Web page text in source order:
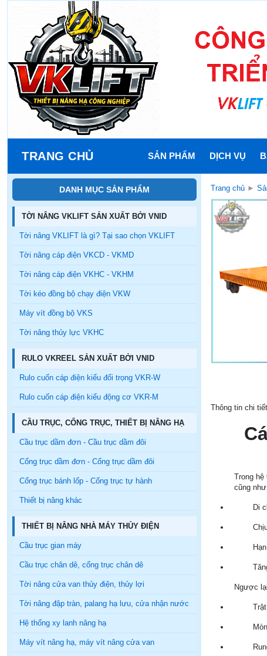
TRANG CHỦ SẢN PHẨM DỊCH VỤ
DANH MỤC SẢN PHẨM
TỜI NÂNG VKLIFT SẢN XUẤT BỞI VNID
Tời nâng VKLIFT là gì? Tại sao chọn VKLIFT
Tời nâng cáp điện VKCD - VKMD
Tời nâng cáp điện VKHC - VKHM
Tời kéo đồng bộ chạy điện VKW
Máy vít đồng bộ VKS
Tời nâng thủy lực VKHC
RULO VKREEL SẢN XUẤT BỞI VNID
Rulo cuốn cáp điện kiểu đối trọng VKR-W
Rulo cuốn cáp điện kiểu động cơ VKR-M
CẦU TRỤC, CỔNG TRỤC, THIẾT BỊ NÂNG HẠ
Cầu trục dầm đơn - Cầu trục dầm đôi
Cổng trục dầm đơn - Cổng trục dầm đôi
Cổng trục bánh lốp - Cổng trục tự hành
Thiết bị nâng khác
THIẾT BỊ NÂNG NHÀ MÁY THỦY ĐIỆN
Cầu trục gian máy
Cầu trục chân dê, cổng trục chân dê
Tời nâng cửa van thủy điện, thủy lợi
Tời nâng đập tràn, palang hạ lưu, cửa nhận nước
Hệ thống xy lanh nâng hạ
Máy vít nâng hạ, máy vít nâng cửa van
Trang chủ ►
Thông tin chi tiết
Trong hệ
cũng
Di
Ngược